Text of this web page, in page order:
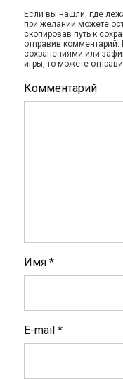
Если вы нашли, где
при желании можете
скопировав путь к
отправив комментарий.
сохранениями или
игры, то можете
Комментарий
Имя *
E-mail *